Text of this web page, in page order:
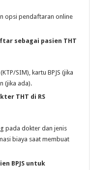
opsi pendaftaran online
sebagai pasien THT
SIM), kartu BPJS (jika
(jika ada).
THT di RS
pada dokter dan jenis
biaya saat membuat
BPJS untuk